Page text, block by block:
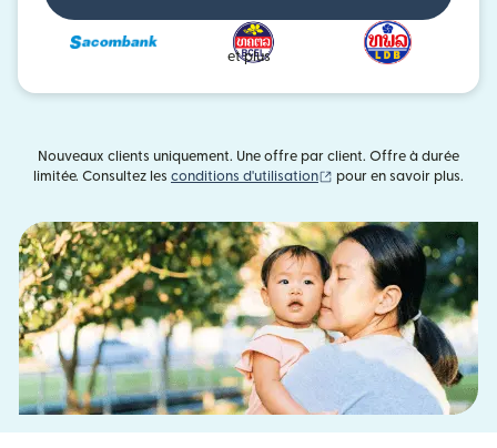
et plus
Nouveaux clients uniquement. Une offre par client. Offre à durée
limitée. Consultez les conditions d'utilisation (s'ouvre dans une
pour en savoir plus.